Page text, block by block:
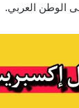
الوطن العربي.